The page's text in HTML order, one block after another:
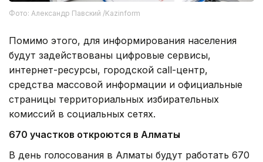
Фото: Александр Павский /Kazinform
Помимо этого, для информирования населения
будут задействованы цифровые сервисы,
интернет-ресурсы, городской call-центр,
средства массовой информации и официальные
страницы территориальных избирательных
комиссий в социальных сетях.
670 участков откроются в Алматы
В день голосования в Алматы будут работать 670